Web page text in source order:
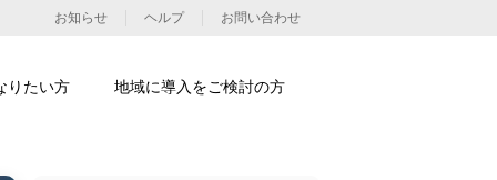
お知らせ ヘルプ お問い合わせ
りたい方 地域に導入をご検討の方